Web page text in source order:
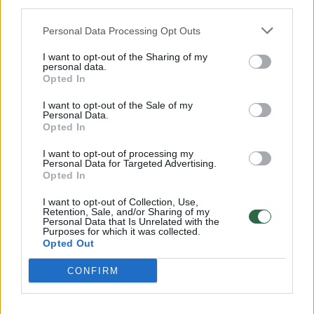
Personal Data Processing Opt Outs
I want to opt-out of the Sharing of my
personal data.
Opted In
I want to opt-out of the Sale of my
Personal Data.
Opted In
I want to opt-out of processing my
Personal Data for Targeted Advertising.
Opted In
I want to opt-out of Collection, Use,
Retention, Sale, and/or Sharing of my
Personal Data that Is Unrelated with the
Purposes for which it was collected.
Opted Out
CONFIRM
32 laipsnių šilumos
Žinios | Orai
V. Zalužno pasisakymą laiko bandymu įsitvirtinti
Ukrainos politikoje: jis yra neteisus
Laidos | Nauja diena
00:00:59
Nufilmavo, kaip patvino Vilniaus Vakarinis aplinkkelis:
Žinios | Lietuvos diena
Visi įrašai